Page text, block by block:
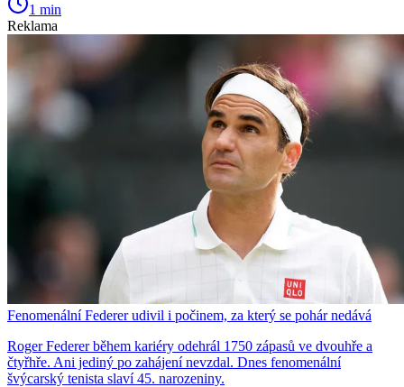
1 min
Reklama
Fenomenální Federer udivil i počinem, za který se pohár nedává
Roger Federer během kariéry odehrál 1750 zápasů ve dvouhře a
čtyřhře. Ani jediný po zahájení nevzdal. Dnes fenomenální
švýcarský tenista slaví 45. narozeniny.